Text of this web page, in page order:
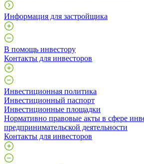
Информация для застройщика
В помощь инвестору
Контакты для инвесторов
Инвестиционная политика
Инвестиционный паспорт
Инвестиционные площадки
Нормативно правовые акты в сфере
предпринимательской деятельности
Контакты для инвесторов